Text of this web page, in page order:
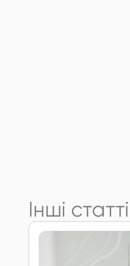
Інші статті